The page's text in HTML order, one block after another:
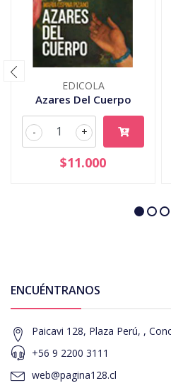
EDICOLA
Azares Del Cuerpo
+
-
$11.000
ENCUÉNTRANOS
Paicavi 128, Plaza Perú, ,
+56 9 2200 3111
web@pagina128.cl